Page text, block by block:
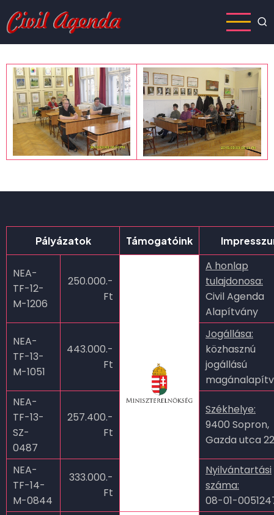
Ugrás
tartalomra
Pályázatok Támogatóink
NEA-
TF-12-
M-1206
250.000.-
Ft
A honlap
tulajdonosa:
Civil Agenda
Alapítvány
NEA-
TF-13-
M-1051
443.000.-
Ft
Jogállása:
közhasznú
jogállású
NEA-
TF-13-
SZ-
0487
257.400.-
Ft
Székhelye:
9400 Sopron,
Gazda utca
NEA-
TF-14-
M-0844
333.000.-
Ft
Nyilvántartási
száma:
08-01-